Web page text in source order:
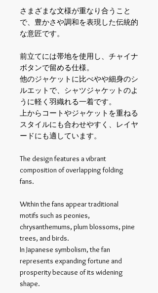
さまざまな文様が重なり合うこと
で、豊かさや調和を表現した伝統的
な意匠です。
前立てには帯地を使用し、チャイナ
ボタンで留める仕様。
他のジャケットに比べやや細身のシ
ルエットで、シャツジャケットのよ
うに軽く羽織れる一着です。
上からコートやジャケットを重ねる
スタイルにも合わせやすく、レイヤ
ードにも適しています。
The design features a vibrant
composition of overlapping folding
fans.
Within the fans appear traditional
motifs such as peonies,
chrysanthemums, plum blossoms, pine
trees, and birds.
In Japanese symbolism, the fan
represents expanding fortune and
prosperity because of its widening
shape.